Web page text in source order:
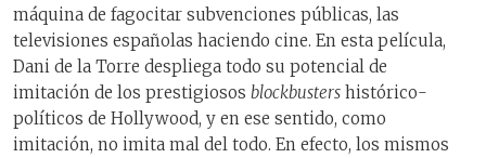
máquina de fagocitar subvenciones públicas, las
televisiones españolas haciendo cine. En esta película,
Dani de la Torre despliega todo su potencial de
imitación de los prestigiosos blockbusters histórico-
políticos de Hollywood, y en ese sentido, como
imitación, no imita mal del todo. En efecto, los mismos